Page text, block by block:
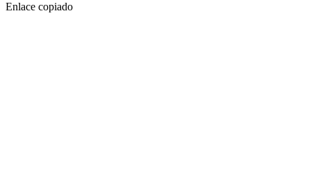
Enlace copiado